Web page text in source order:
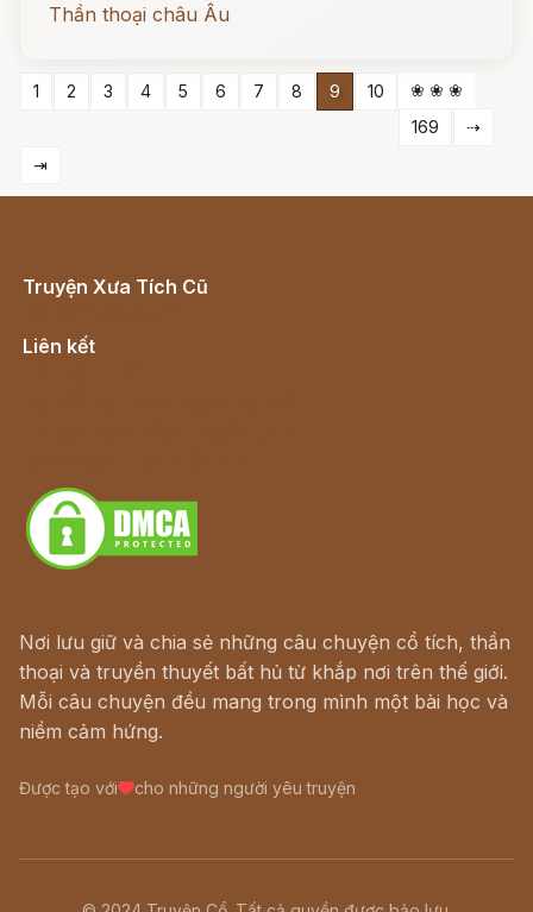
Thần thoại châu Âu
1 2 3 4 5 6 7 8 9 10
❀ ❀ ❀
169
⇢
⇥
Truyện Xưa Tích Cũ
Liên kết
Nơi lưu giữ và chia sẻ những câu chuyện cổ tích, thần
thoại và truyền thuyết bất hủ từ khắp nơi trên thế giới.
Mỗi câu chuyện đều mang trong mình một bài học và
niềm cảm hứng.
Được tạo với cho những người yêu truyện